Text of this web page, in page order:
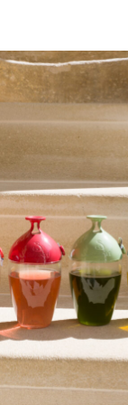
et d’un
associé au
Infuse, un
réutilisable et
l’infusion,
stockez, ré-
maintenez
à bonne
et
les arômes et
de vos thés